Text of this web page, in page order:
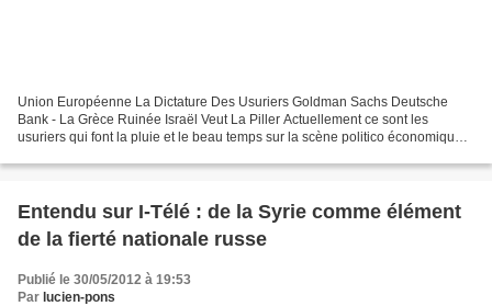
Union Européenne La Dictature Des Usuriers Goldman Sachs Deutsche
Bank - La Grèce Ruinée Israël Veut La Piller Actuellement ce sont les
usuriers qui font la pluie et le beau temps sur la scène politico économique
Entendu sur I-Télé : de la Syrie comme élément
de la fierté nationale russe
Publié le 30/05/2012 à 19:53
Par lucien-pons